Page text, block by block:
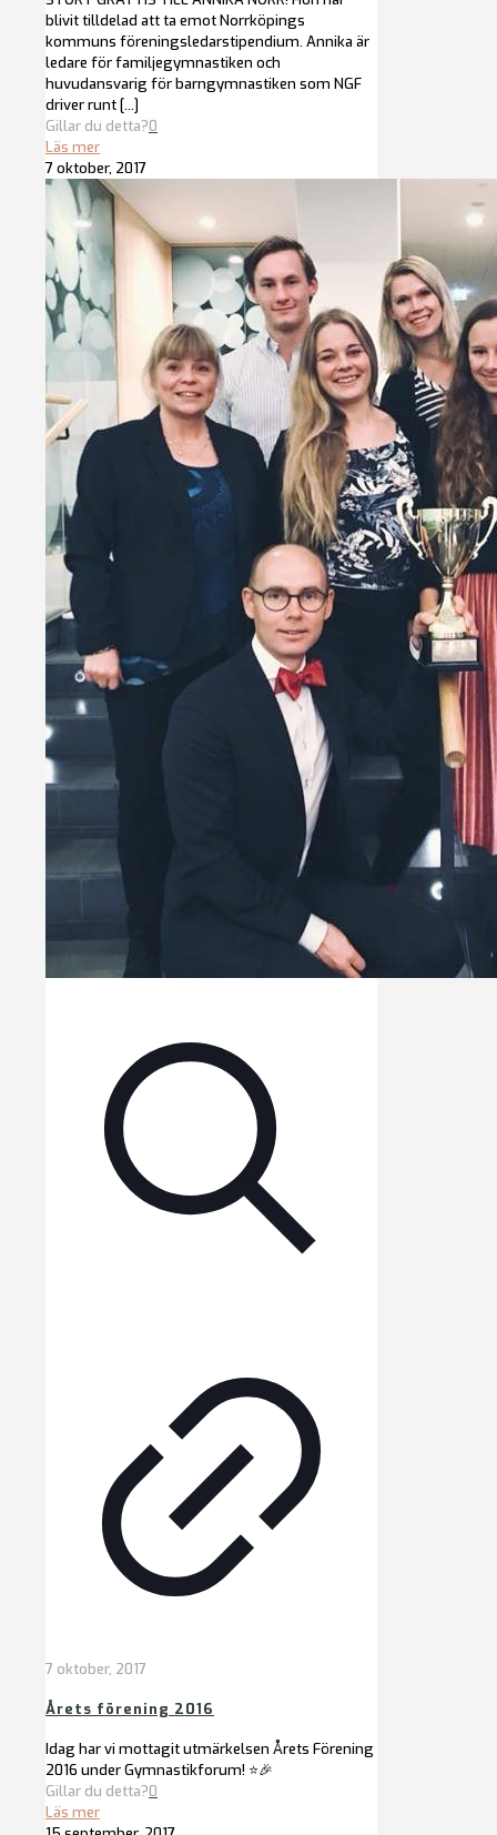
blivit tilldelad att ta emot Norrköpings
kommuns föreningsledarstipendium. Annika är
ledare för familjegymnastiken och
huvudansvarig för barngymnastiken som NGF
driver runt[…]
Gillar du detta?0
Läs mer
7 oktober, 2017
7 oktober, 2017
Årets förening 2016
Idag har vi mottagit utmärkelsen Årets Förening
2016 under Gymnastikforum! ⭐️🎉
Gillar du detta?0
Läs mer